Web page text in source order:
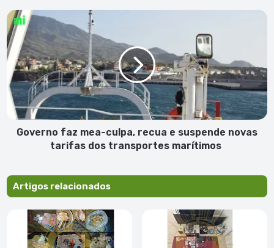
Governo
faz
mea-
culpa,
recua
e
suspende
novas
tarifas
dosGoverno faz mea-culpa, recua e suspende novas
tarifas dos transportes marítimos
Artigos relacionados